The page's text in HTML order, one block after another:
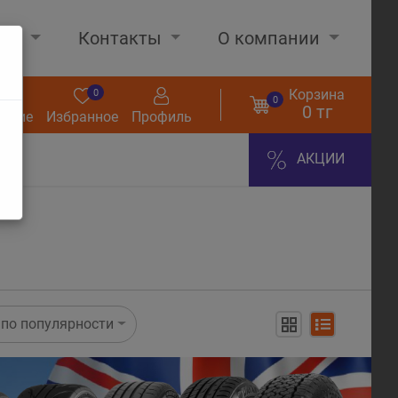
Контакты О компании
Избранное
0
Профиль
0 Корзина
0 тг
АКЦИИ
по популярности